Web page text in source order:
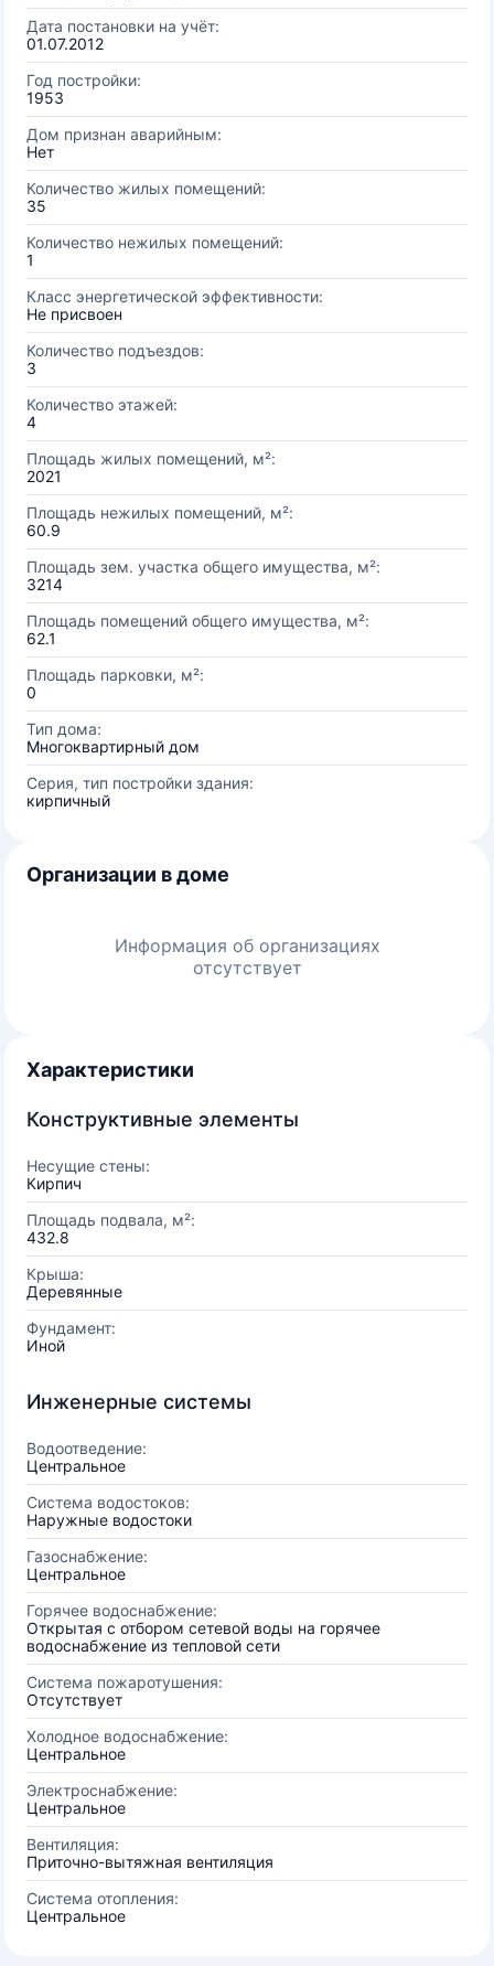
Дата постановки на учёт:
01.07.2012
Год постройки:
1953
Дом признан аварийным:
Нет
Количество жилых помещений:
35
Количество нежилых помещений:
1
Класс энергетической эффективности:
Не присвоен
Количество подъездов:
3
Количество этажей:
4
Площадь жилых помещений, м²:
2021
Площадь нежилых помещений, м²:
60.9
Площадь зем. участка общего имущества, м²:
3214
Площадь помещений общего имущества, м²:
62.1
Площадь парковки, м²:
0
Тип дома:
Многоквартирный дом
Серия, тип постройки здания:
кирпичный
Организации в доме
Информация об организациях
отсутствует
Характеристики
Конструктивные элементы
Несущие стены:
Кирпич
Площадь подвала, м²:
432.8
Крыша:
Деревянные
Фундамент:
Иной
Инженерные системы
Водоотведение:
Центральное
Система водостоков:
Наружные водостоки
Газоснабжение:
Центральное
Горячее водоснабжение:
Открытая с отбором сетевой воды на горячее
водоснабжение из тепловой сети
Система пожаротушения:
Отсутствует
Холодное водоснабжение:
Центральное
Электроснабжение:
Центральное
Вентиляция:
Приточно-вытяжная вентиляция
Система отопления:
Центральное